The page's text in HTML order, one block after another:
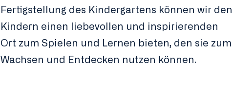
Fertigstellung des Kindergartens können wir den
Kindern einen liebevollen und inspirierenden
Ort zum Spielen und Lernen bieten, den sie zum
Wachsen und Entdecken nutzen können.